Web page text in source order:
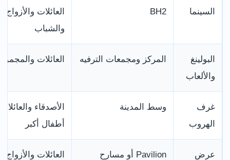
السينما BH2
العائلات والأزواج
والشباب
البولينغ
والألعاب
المركز ومجمعات الترفيه العائلات
غرف
الهروب
وسط المدينة
الأصدقاء
أطفال أكبر
عرض
Pavilion أو مسارح
العائلات والأزواج